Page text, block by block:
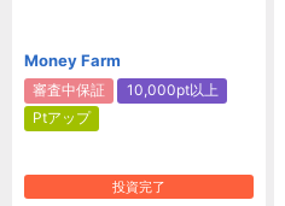
Money Farm
審査中保証
10,000pt以上
Ptアップ
投資完了